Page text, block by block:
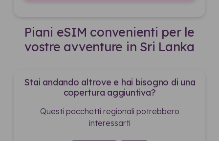
Piani eSIM convenienti per le
vostre avventure in Sri Lanka
Stai andando altrove e hai bisogno di una
copertura aggiuntiva?
Questi pacchetti regionali potrebbero
interessarti